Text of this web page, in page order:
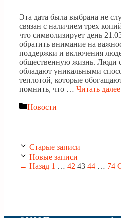
Эта дата была выбрана не
связан с наличием трех
что символизирует день
обратить внимание на
поддержки и включения
общественную жизнь. Люди
обладают уникальными
теплотой, которые
помнить, что … Читать далее
Рубрики
Новости
Старые записи
Новые записи
← Назад Страница
1 … Страница
42 Страница
43 Страница
44 … 74